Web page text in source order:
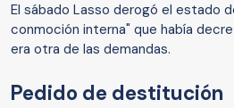
El sábado Lasso derogó el estado
conmoción interna" que había
era otra de las demandas.
Pedido de destitución